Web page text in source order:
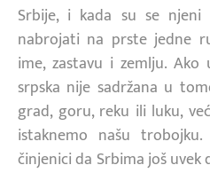
Srbije, i kada su se njeni
nabrojati na prste jedne
ime, zastavu i zemlju.
srpska nije sadržana u
grad, goru, reku ili luku,
istaknemo našu
činjenici da Srbima još uvek